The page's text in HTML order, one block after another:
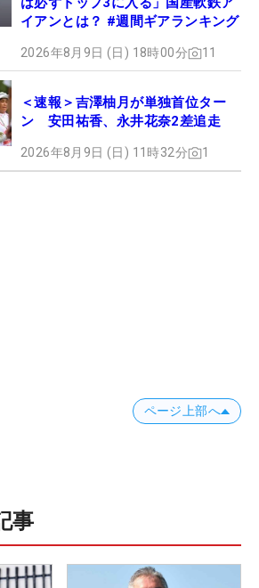
イアンとは？ #週間ギアランキング
2026年8月9日 (日) 18時00分 11
＜速報＞吉澤柚月が単独首位ター
ン 安田祐香、永井花奈2差追走
2026年8月9日 (日) 11時32分 1
ページ上部へ
事